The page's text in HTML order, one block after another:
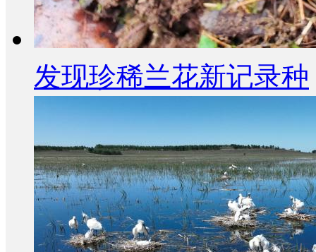
发现珍稀兰花新记录种